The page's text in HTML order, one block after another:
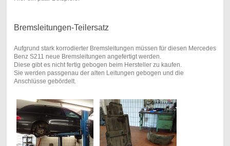
Bremsleitungen-Teilersatz
Aufgrund stark korrodierter Bremsleitungen müssen für diesen Mercedes
Benz S211 neue Bremsleitungen angefertigt werden.
Diese gibt es nicht fertig gebogen beim Hersteller zu kaufen.
Sie werden passgenau der alten Leitungen gebogen und die
Anschlüsse gebördelt.